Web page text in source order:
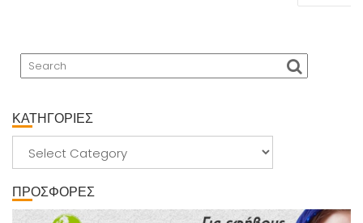
ΚΑΤΗΓΟΡΙΕΣ
ΚΑΤΗΓΟΡΙΕΣ
ΠΡΟΣΦΟΡΕΣ